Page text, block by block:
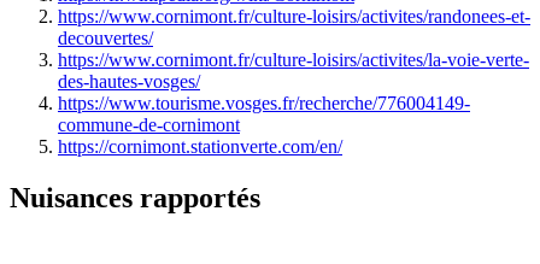
https://www.cornimont.fr/culture-loisirs/activites/randonees-et-
decouvertes/
https://www.cornimont.fr/culture-loisirs/activites/la-voie-verte-
des-hautes-vosges/
https://www.tourisme.vosges.fr/recherche/776004149-
commune-de-cornimont
https://cornimont.stationverte.com/en/
Nuisances rapportés